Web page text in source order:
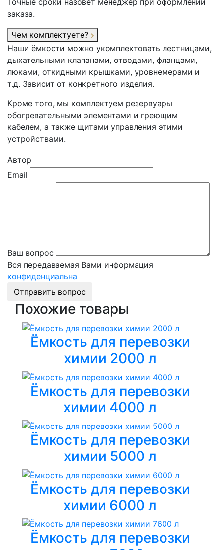
Точные сроки назовёт менеджер при оформлении
заказа.
Чем комплектуете?
Наши ёмкости можно укомплектовать лестницами,
дыхательными клапанами, отводами, фланцами,
люками, откидными крышками, уровнемерами и
т.д. Зависит от конкретного изделия.
Кроме того, мы комплектуем резервуары
обогревательными элементами и греющим
кабелем, а также щитами управления этими
устройствами.
Автор
Email
Ваш вопрос
Вся передаваемая Вами информация
конфиденциальна
Отправить вопрос
Похожие товары
Ёмкость для перевозки
химии 2000 л
Ёмкость для перевозки
химии 4000 л
Ёмкость для перевозки
химии 5000 л
Ёмкость для перевозки
химии 6000 л
Ёмкость для перевозки